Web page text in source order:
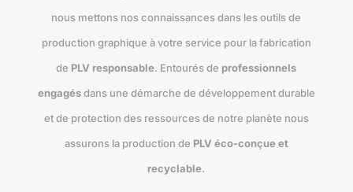
nous mettons nos connaissances dans les outils de
production graphique à votre service pour la fabrication
de PLV responsable. Entourés de professionnels
engagésdans une démarche de développement durable
et de protection des ressources de notre planète nous
assurons la production de PLV éco-conçue et
recyclable.